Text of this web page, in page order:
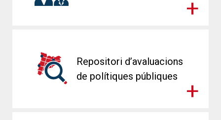
Repositori d’avaluacions
de polítiques públiques